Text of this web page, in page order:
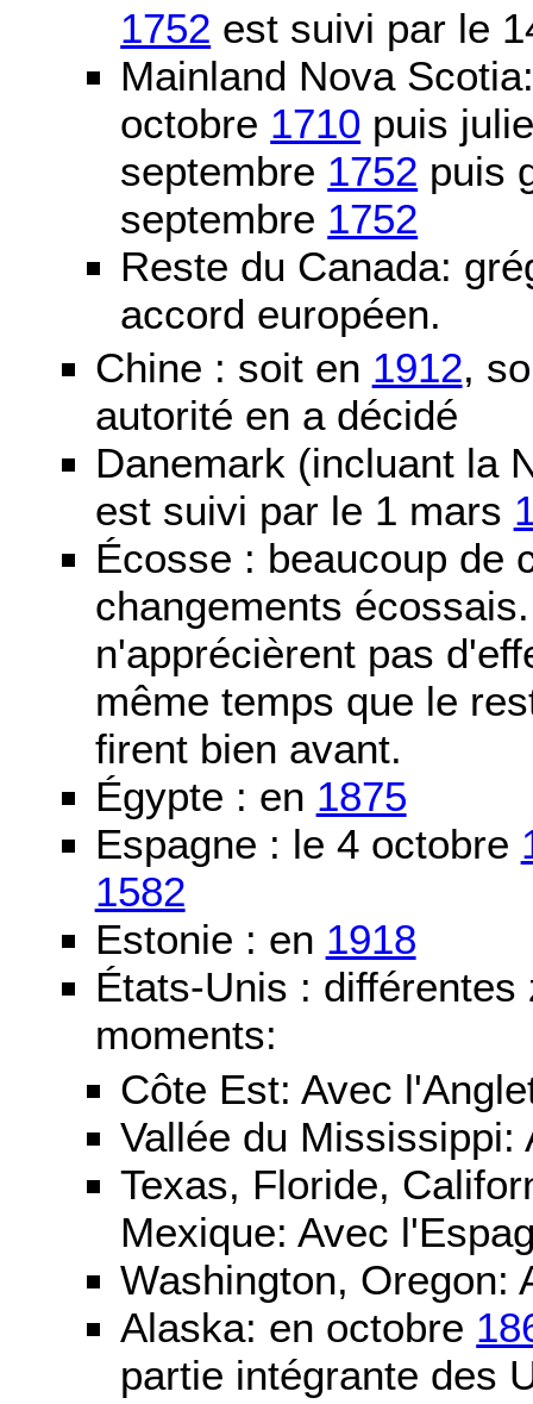
1752 est suivi par le
Mainland Nova
octobre 1710 puis
septembre 1752 puis
septembre 1752
Reste du Canada:
accord européen.
Chine : soit en 1912,
autorité en a décidé
Danemark (incluant la
est suivi par le 1 mars
Écosse : beaucoup de
changements
n'apprécièrent pas
même temps que le
firent bien avant.
Égypte : en 1875
Espagne : le 4 octobre
1582
Estonie : en 1918
États-Unis :
moments:
Côte Est: Avec
Vallée du
Texas, Floride,
Mexique: Avec
Washington, Oregon:
Alaska: en octobre
partie intégrante des